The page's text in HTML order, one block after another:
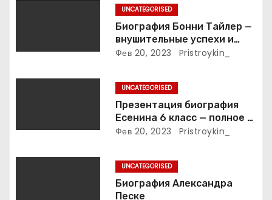
UNCATEGORISED
Биография Бонни Тайлер —
внушительные успехи и
интимные подробности
Фев 20, 2023 Pristroykin_
UNCATEGORISED
Презентация биография
Есенина 6 класс — полное и
подробное описание жизни
Фев 20, 2023 Pristroykin_
UNCATEGORISED
Биография Александра
Песке